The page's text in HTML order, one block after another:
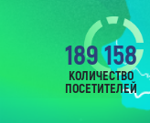
189 158
КОЛИЧЕСТВО
ПОСЕТИТЕЛЕЙ